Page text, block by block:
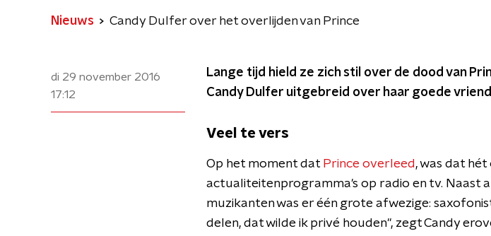
Nieuws Candy Dulfer over het overlijden van Prince
di 29 november 2016
17:12
Lange tijd hield ze zich stil over de dood van
Candy Dulfer uitgebreid over haar goede
Veel te vers
Op het moment dat Prince overleed , was dat
actualiteitenprogramma's op radio en tv. Naast
muzikanten was er één grote afwezige:
delen, dat wilde ik privé houden", zegt Candy